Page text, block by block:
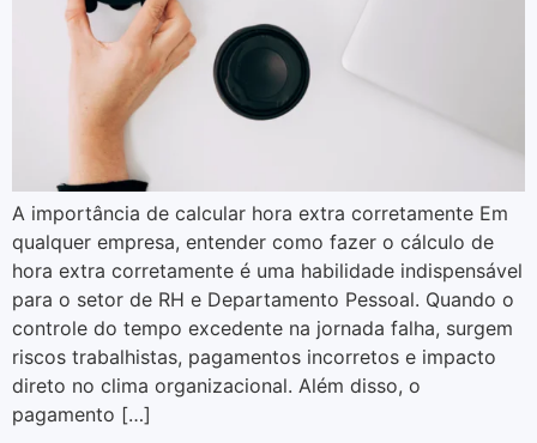
A importância de calcular hora extra corretamente Em
qualquer empresa, entender como fazer o cálculo de
hora extra corretamente é uma habilidade indispensável
para o setor de RH e Departamento Pessoal. Quando o
controle do tempo excedente na jornada falha, surgem
riscos trabalhistas, pagamentos incorretos e impacto
direto no clima organizacional. Além disso, o
pagamento […]